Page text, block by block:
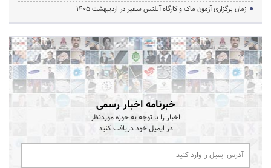
زمان برگزاری آزمون ماک و کارگاه آیلتس سفیر در اردیبهشت 1405
خبرنامه اخبار رسمی
اخبار را با توجه به حوزه موردنظر
در ایمیل خود دریافت کنید